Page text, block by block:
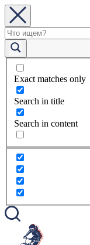
Exact matches only
Search in title
Search in content